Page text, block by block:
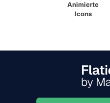
Animierte
Icons